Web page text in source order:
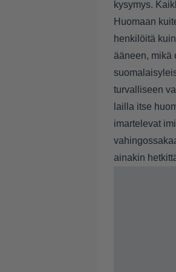
kysymys.
Huomaan
henkilöitä
ääneen, mikä
turvalliseen
lailla itse
imartelevat
ainakin